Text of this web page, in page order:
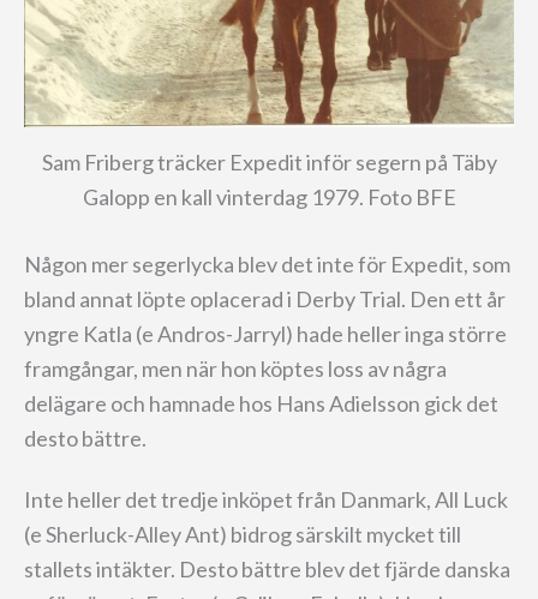
Sam Friberg träcker Expedit inför segern på Täby
Galopp en kall vinterdag 1979. Foto BFE
Någon mer segerlycka blev det inte för Expedit, som
bland annat löpte oplacerad i Derby Trial. Den ett år
yngre Katla (e Andros-Jarryl) hade heller inga större
framgångar, men när hon köptes loss av några
delägare och hamnade hos Hans Adielsson gick det
desto bättre.
Inte heller det tredje inköpet från Danmark, All Luck
(e Sherluck-Alley Ant) bidrog särskilt mycket till
stallets intäkter. Desto bättre blev det fjärde danska